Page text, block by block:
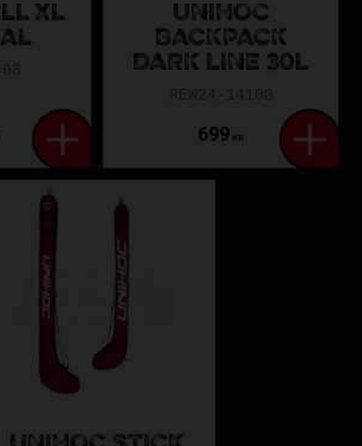
XL
UNIHOC
BACKPACK
DARK LINE 30L
699 KR